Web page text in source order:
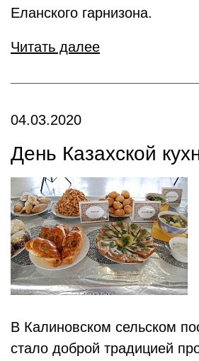
Еланского гарнизона.
Читать далее
04.03.2020
День Казахской
В Калиновском сельском
стало доброй традицией